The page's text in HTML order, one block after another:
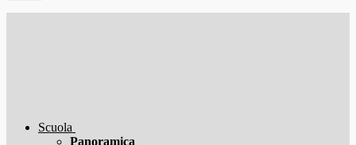
Scuola
Panoramica